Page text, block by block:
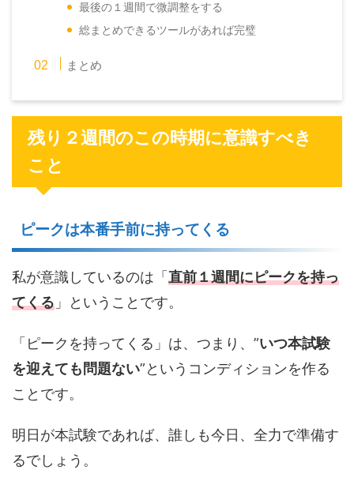
最後の１週間で微調整をする
総まとめできるツールがあれば完璧
まとめ
残り２週間のこの時期に意識すべき
こと
ピークは本番手前に持ってくる
私が意識しているのは「 直前１週間にピークを持っ
てくる 」ということです。
「ピークを持ってくる」は、つまり、”いつ本試験
を迎えても問題ない”というコンディションを作る
ことです。
明日が本試験であれば、誰しも今日、全力で準備す
るでしょう。